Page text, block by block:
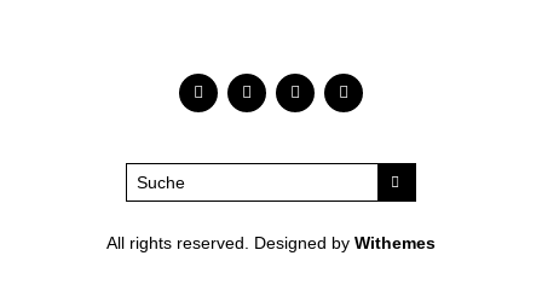
All rights reserved. Designed by Withemes